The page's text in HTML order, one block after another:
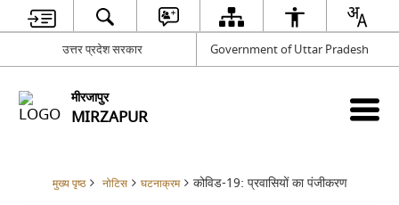
उत्तर प्रदेश सरकार Government of Uttar Pradesh
मीरजापुर
MIRZAPUR
मुख्य पृष्ठ नोटिस घटनाक्रम कोविड-19: प्रवासियों का पंजीकरण